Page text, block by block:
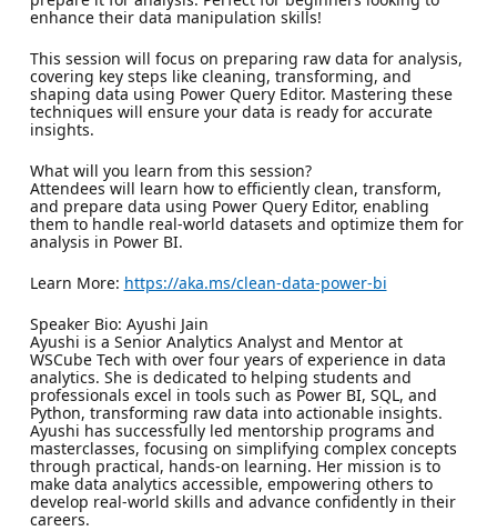
enhance their data manipulation skills!
This session will focus on preparing raw data for analysis,
covering key steps like cleaning, transforming, and
shaping data using Power Query Editor. Mastering these
techniques will ensure your data is ready for accurate
insights.
What will you learn from this session?
Attendees will learn how to efficiently clean, transform,
and prepare data using Power Query Editor, enabling
them to handle real-world datasets and optimize them for
analysis in Power BI.
Learn More: https://aka.ms/clean-data-power-bi
Speaker Bio: Ayushi Jain
Ayushi is a Senior Analytics Analyst and Mentor at
WSCube Tech with over four years of experience in data
analytics. She is dedicated to helping students and
professionals excel in tools such as Power BI, SQL, and
Python, transforming raw data into actionable insights.
Ayushi has successfully led mentorship programs and
masterclasses, focusing on simplifying complex concepts
through practical, hands-on learning. Her mission is to
make data analytics accessible, empowering others to
develop real-world skills and advance confidently in their
careers.